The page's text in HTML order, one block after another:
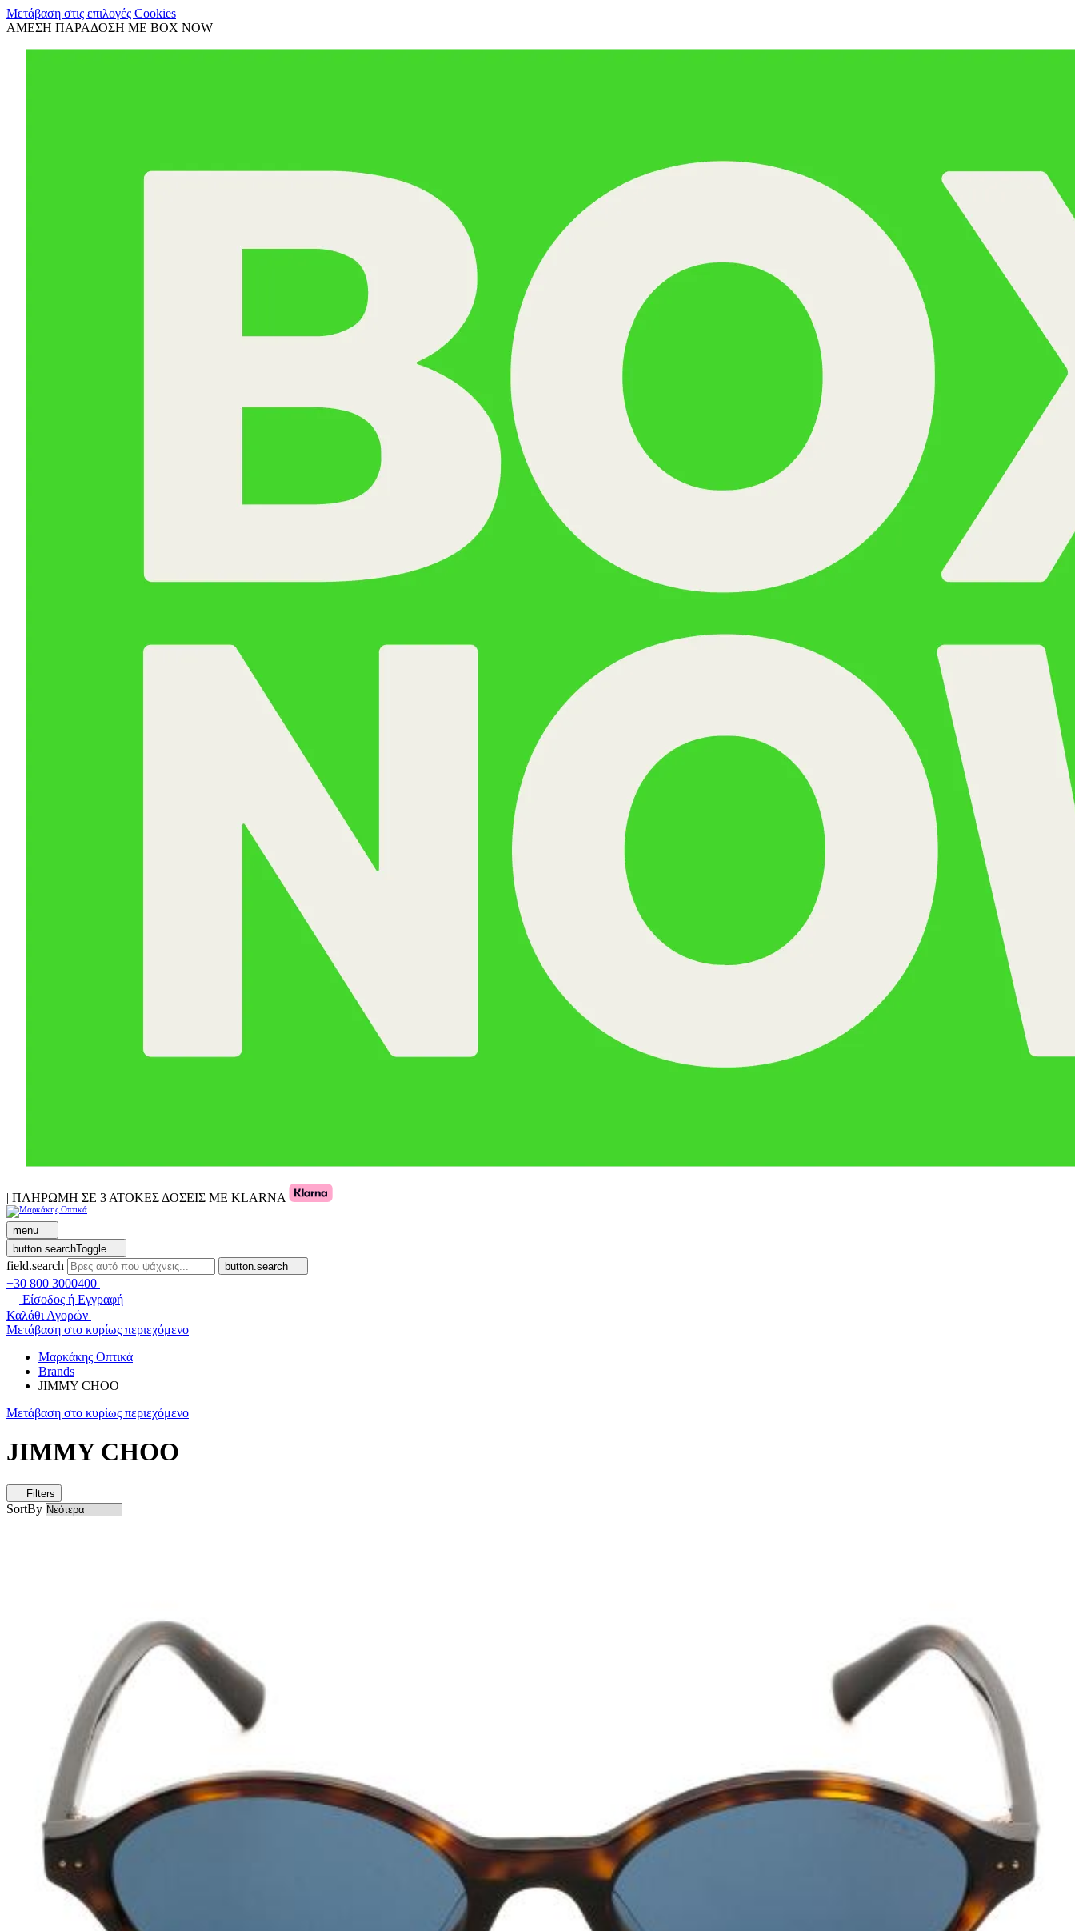
Μετάβαση στις επιλογές Cookies
ΑΜΕΣΗ ΠΑΡΑΔΟΣΗ ΜΕ BOX NOW
| ΠΛΗΡΩΜΗ ΣΕ 3 ΑΤΟΚΕΣ ΔΟΣΕΙΣ ΜΕ KLARNA
menu
button.searchToggle
field.search button.search
+30 800 3000400
Είσοδος ή Εγγραφή
Καλάθι Αγορών
Μετάβαση στο κυρίως περιεχόμενο
Μαρκάκης Οπτικά
Brands
JIMMY CHOO
Μετάβαση στο κυρίως περιεχόμενο
JIMMY CHOO
Filters
SortBy